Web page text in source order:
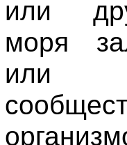
или
моря
или